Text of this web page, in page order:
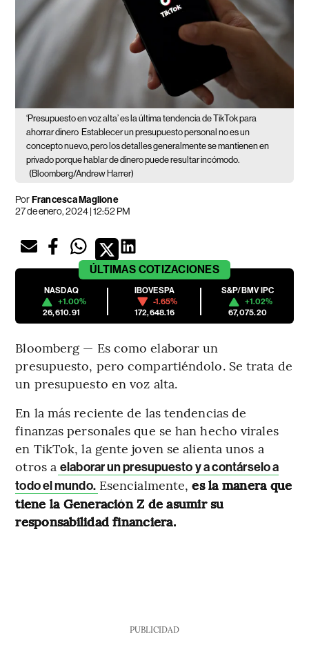
‘Presupuesto en voz alta’ es la última tendencia de TikTok para
ahorrar dinero Establecer un presupuesto personal no es un
concepto nuevo, pero los detalles generalmente se mantienen en
privado porque hablar de dinero puede resultar incómodo.
(Bloomberg/Andrew Harrer)
PorFrancesca Maglione
27 de enero, 2024 | 12:52 PM
ÚLTIMAS COTIZACIONES
NASDAQ
+1.00%
26,610.91
IBOVESPA
-1.65%
172,648.16
S&P/BMV IPC
+1.02%
67,075.20
Bloomberg — Es como elaborar un
presupuesto, pero compartiéndolo. Se trata de
un presupuesto en voz alta.
En la más reciente de las tendencias de
finanzas personales que se han hecho virales
en TikTok, la gente joven se alienta unos a
otros a elaborar un presupuesto y a contárselo a
todo el mundo. Esencialmente,es la manera que
tiene la Generación Z de asumir su
responsabilidad financiera.
PUBLICIDAD